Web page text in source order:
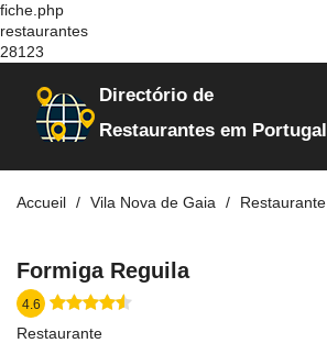
fiche.php
restaurantes
28123
Directório de
Restaurantes em Portugal
Accueil Vila Nova de Gaia Restaurante
Formiga Reguila
4.6
Restaurante